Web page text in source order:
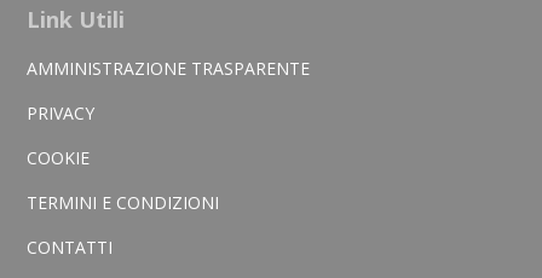
Link Utili
AMMINISTRAZIONE TRASPARENTE
PRIVACY
COOKIE
TERMINI E CONDIZIONI
CONTATTI